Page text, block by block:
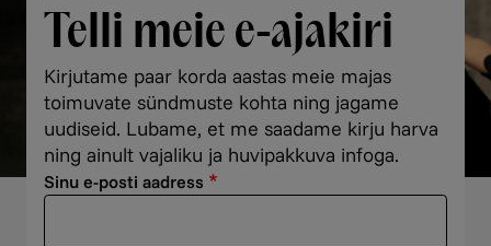
Telli meie e-ajakiri
Kirjutame paar korda aastas meie majas
toimuvate sündmuste kohta ning jagame
uudiseid. Lubame, et me saadame kirju harva
ning ainult vajaliku ja huvipakkuva infoga.
Sinu e-posti aadress